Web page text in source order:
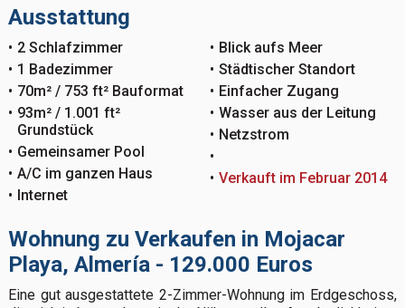
Ausstattung
2 Schlafzimmer
1 Badezimmer
70m² / 753 ft² Bauformat
93m² / 1.001 ft²
Grundstück
Gemeinsamer Pool
A/C im ganzen Haus
Internet
Blick aufs Meer
Städtischer Standort
Einfacher Zugang
Wasser aus der Leitung
Netzstrom
Verkauft im Februar 2014
Wohnung zu Verkaufen in Mojacar
Playa, Almería - 129.000 Euros
Eine gut ausgestattete 2-Zimmer-Wohnung im Erdgeschoss,